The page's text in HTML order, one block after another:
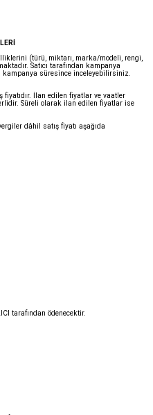
(türü, miktarı, marka/modeli, rengi,
Satıcı tarafından kampanya
süresince inceleyebilirsiniz.
İlan edilen fiyatlar ve vaatler
Süreli olarak ilan edilen fiyatlar ise
dâhil satış fiyatı aşağıda
tarafından ödenecektir.